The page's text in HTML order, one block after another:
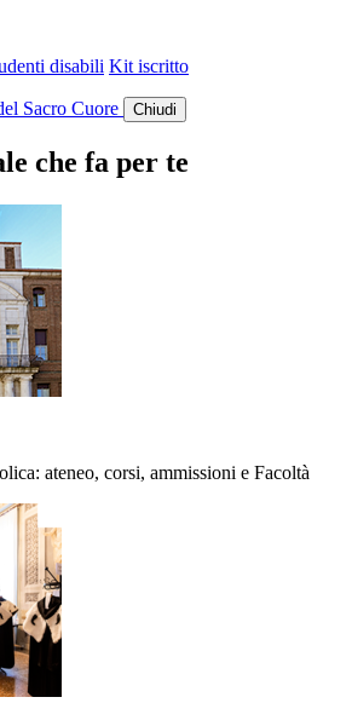
disabili Kit iscritto
Chiudi
che fa per te
ateneo, corsi, ammissioni e Facoltà